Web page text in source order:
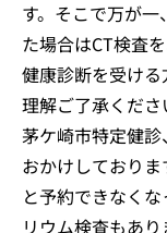
す。そこで万が
た場合はCT検査
健康診断を受け
理解ご了承くださ
茅ケ崎市特定健
おかけしており
と予約できなく
リウム検査もあ